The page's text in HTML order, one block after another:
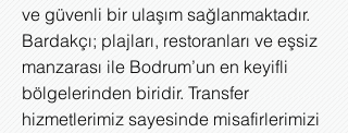
ve güvenli bir ulaşım sağlanmaktadır.
Bardakçı; plajları, restoranları ve eşsiz
manzarası ile Bodrum’un en keyifli
bölgelerinden biridir. Transfer
hizmetlerimiz sayesinde misafirlerimizi